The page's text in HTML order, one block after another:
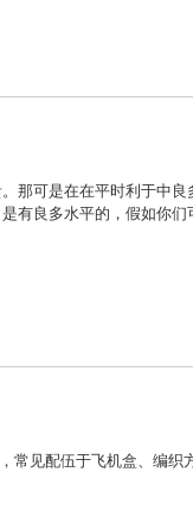
那可是在在平时利于中
有良多水平的，假如你
见配伍于飞机盒、编